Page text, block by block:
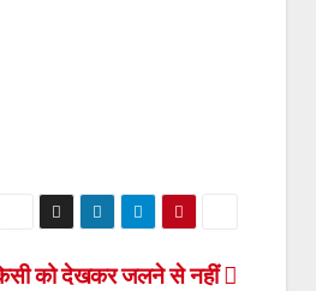
को देखकर जलने से नहीं